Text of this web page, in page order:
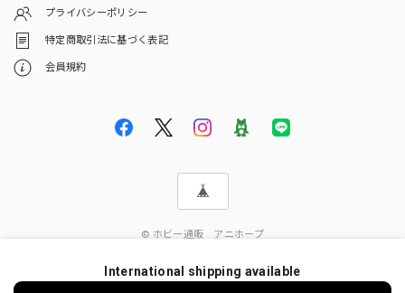
プライバシーポリシー
特定商取引法に基づく表記
会員規約
© ホビー通販 アニホープ
International shipping available
ショップに質問する